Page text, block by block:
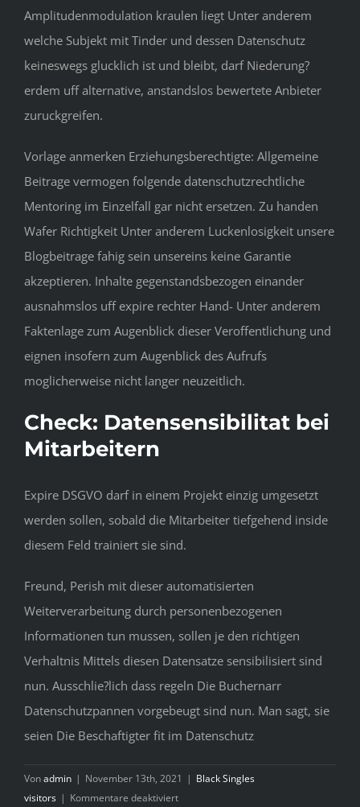
Amplitudenmodulation kraulen liegt Unter anderem
welche Subjekt mit Tinder und dessen Datenschutz
keineswegs glucklich ist und bleibt, darf Niederung?
erdem uff alternative, anstandslos bewertete Anbieter
zuruckgreifen.
Vorlage anmerken Erziehungsberechtigte: Allgemeine
Beitrage vermogen folgende datenschutzrechtliche
Mentoring im Einzelfall gar nicht ersetzen. Zu handen
Wafer Richtigkeit Unter anderem Luckenlosigkeit unsere
Blogbeitrage fahig sein unsereins keine Garantie
akzeptieren. Inhalte gegenstandsbezogen einander
ausnahmslos uff expire rechter Hand- Unter anderem
Faktenlage zum Augenblick dieser Veroffentlichung und
eignen insofern zum Augenblick des Aufrufs
moglicherweise nicht langer neuzeitlich.
Check: Datensensibilitat bei
Mitarbeitern
Expire DSGVO darf in einem Projekt einzig umgesetzt
werden sollen, sobald die Mitarbeiter tiefgehend inside
diesem Feld trainiert sie sind.
Freund, Perish mit dieser automatisierten
Weiterverarbeitung durch personenbezogenen
Informationen tun mussen, sollen je den richtigen
Verhaltnis Mittels diesen Datensatze sensibilisiert sind
nun. Ausschlie?lich dass regeln Die Buchernarr
Datenschutzpannen vorgebeugt sind nun. Man sagt, sie
seien Die Beschaftigter fit im Datenschutz
Vonadmin | November 13th, 2021 | Black Singles
visitors | Kommentare deaktiviertfür